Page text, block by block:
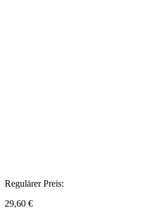
Regulärer Preis:
29,60 €